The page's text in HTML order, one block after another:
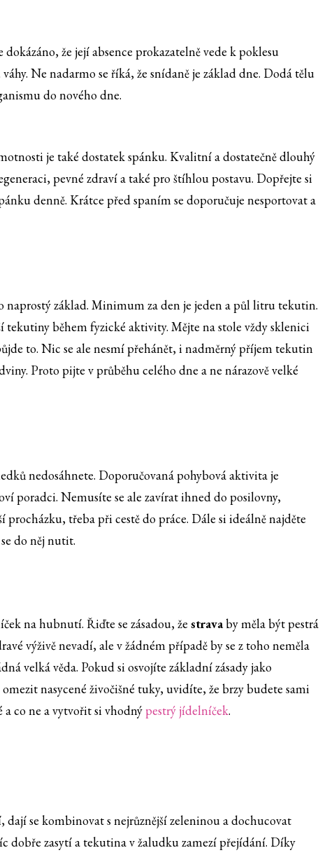
že její absence prokazatelně vede k poklesu
Ne nadarmo se říká, že snídaně je základ dne. Dodá tělu
do nového dne.
je také dostatek spánku. Kvalitní a dostatečně dlouhý
pevné zdraví a také pro štíhlou postavu. Dopřejte si
denně. Krátce před spaním se doporučuje nesportovat a
naprostý základ. Minimum za den je jeden a půl litru tekutin.
tekutiny během fyzické aktivity. Mějte na stole vždy sklenici
to. Nic se ale nesmí přehánět, i nadměrný příjem tekutin
Proto pijte v průběhu celého dne a ne nárazově velké
nedosáhnete. Doporučovaná pohybová aktivita je
poradci. Nemusíte se ale zavírat ihned do posilovny,
procházku, třeba při cestě do práce. Dále si ideálně najděte
do něj nutit.
na hubnutí. Řiďte se zásadou, že stravaby měla být pestrá
výživě nevadí, ale v žádném případě by se z toho neměla
velká věda. Pokud si osvojíte základní zásady jako
nasycené živočišné tuky, uvidíte, že brzy budete sami
co ne a vytvořit si vhodnýpestrý jídelníček.
se kombinovat s nejrůznější zeleninou a dochucovat
dobře zasytí a tekutina v žaludku zamezí přejídání. Díky